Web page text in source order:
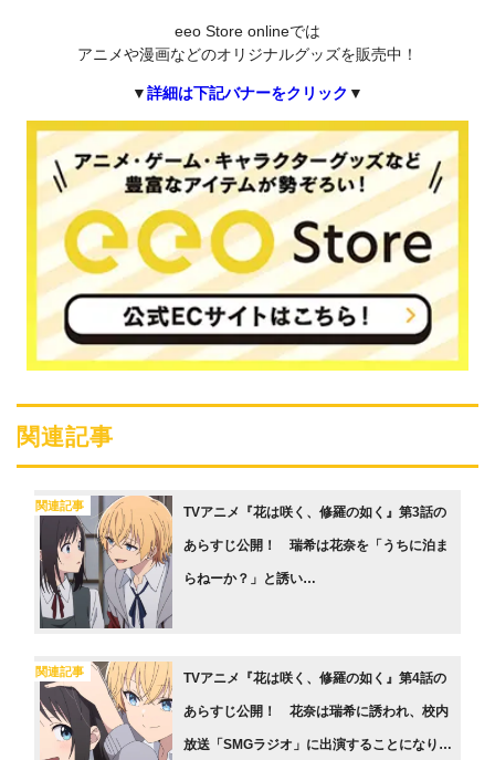
eeo Store onlineでは
アニメや漫画などのオリジナルグッズを販売中！
▼詳細は下記バナーをクリック ▼
関連記事
関連記事 TVアニメ『花は咲く、修羅の如く』第3話の
あらすじ公開！ 瑞希は花奈を「うちに泊ま
らねーか？」と誘い…
関連記事 TVアニメ『花は咲く、修羅の如く』第4話の
あらすじ公開！ 花奈は瑞希に誘われ、校内
放送「SMGラジオ」に出演することになり…